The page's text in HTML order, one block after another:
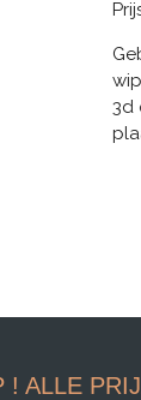
3d
! ALLE